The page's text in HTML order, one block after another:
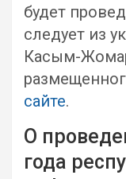
будет
следует из
Касым-
сайте.
О
года